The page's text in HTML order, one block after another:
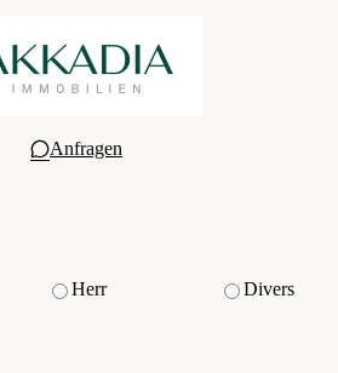
Anfragen
Herr
Divers